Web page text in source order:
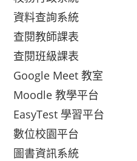
資料查詢系統
查閱教師課表
查閱班級課表
Google Meet 教室
Moodle 教學平台
EasyTest 學習平台
數位校園平台
圖書資訊系統